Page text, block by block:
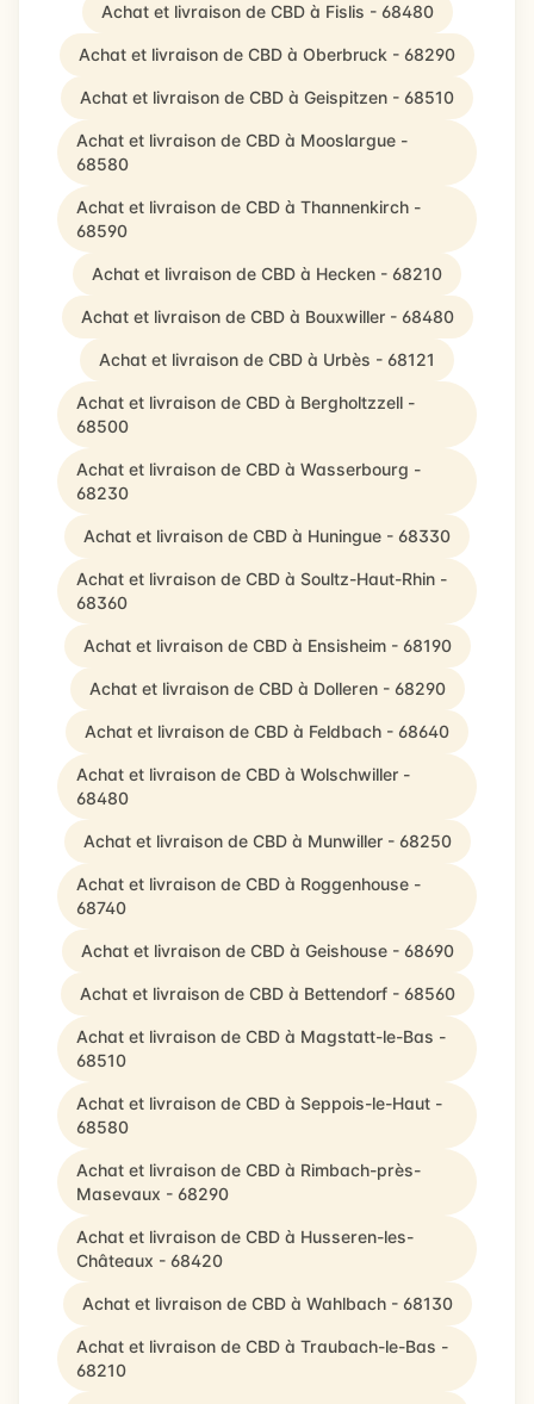
Achat et livraison de CBD à Fislis - 68480
Achat et livraison de CBD à Oberbruck - 68290
Achat et livraison de CBD à Geispitzen - 68510
Achat et livraison de CBD à Mooslargue -
68580
Achat et livraison de CBD à Thannenkirch -
68590
Achat et livraison de CBD à Hecken - 68210
Achat et livraison de CBD à Bouxwiller - 68480
Achat et livraison de CBD à Urbès - 68121
Achat et livraison de CBD à Bergholtzzell -
68500
Achat et livraison de CBD à Wasserbourg -
68230
Achat et livraison de CBD à Huningue - 68330
Achat et livraison de CBD à Soultz-Haut-Rhin -
68360
Achat et livraison de CBD à Ensisheim - 68190
Achat et livraison de CBD à Dolleren - 68290
Achat et livraison de CBD à Feldbach - 68640
Achat et livraison de CBD à Wolschwiller -
68480
Achat et livraison de CBD à Munwiller - 68250
Achat et livraison de CBD à Roggenhouse -
68740
Achat et livraison de CBD à Geishouse - 68690
Achat et livraison de CBD à Bettendorf - 68560
Achat et livraison de CBD à Magstatt-le-Bas -
68510
Achat et livraison de CBD à Seppois-le-Haut -
68580
Achat et livraison de CBD à Rimbach-près-
Masevaux - 68290
Achat et livraison de CBD à Husseren-les-
Châteaux - 68420
Achat et livraison de CBD à Wahlbach - 68130
Achat et livraison de CBD à Traubach-le-Bas -
68210